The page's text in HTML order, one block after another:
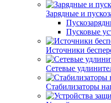
Зарядные и
Пусковые
Источники
Сетевые
Стабилизаторы